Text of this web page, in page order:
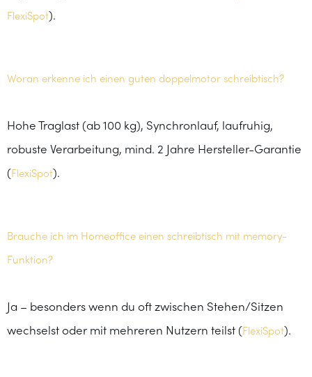
FlexiSpot).
Woran erkenne ich einen guten doppelmotor schreibtisch?
Hohe Traglast (ab 100 kg), Synchronlauf, laufruhig,
robuste Verarbeitung, mind. 2 Jahre Hersteller-Garantie
( FlexiSpot).
Brauche ich im Homeoffice einen schreibtisch mit memory-
Funktion?
Ja – besonders wenn du oft zwischen Stehen/Sitzen
wechselst oder mit mehreren Nutzern teilst ( FlexiSpot).